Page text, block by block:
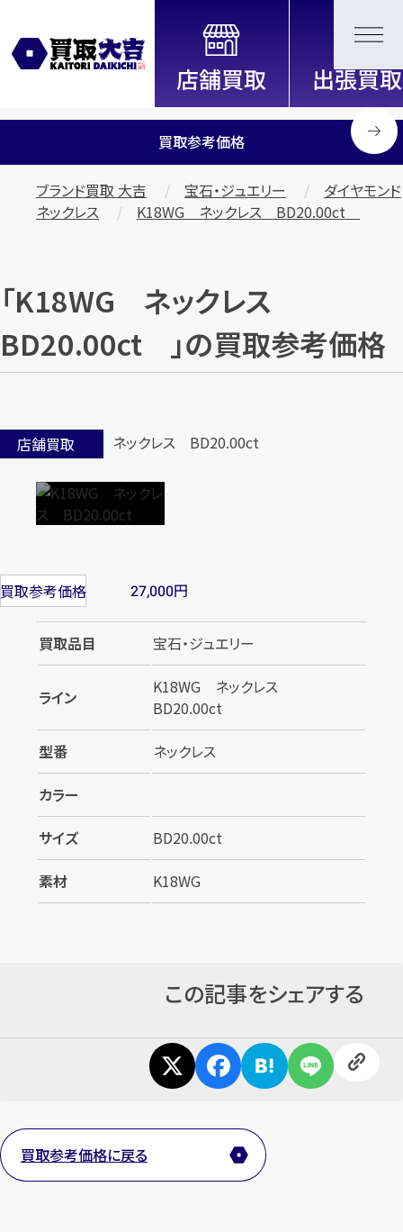
全国2200店舗以上展開中！
信頼と実績の買取専門店「買取大
吉」
まずは 無料査定
買取参考価格
ブランド買取 大吉 宝石・ジュエリー
ダイヤモンド
ネックレス
K18WG ネックレス BD20.00ct
「K18WG ネックレス
BD20.00ct 」の買取参考価格
店舗買取
買取参考価格 27,000円
買取品目 宝石・ジュエリー
ライン
K18WG ネックレス
BD20.00ct
型番
ネックレス
カラー
サイズ
BD20.00ct
素材
K18WG
この記事をシェアする
買取参考価格に戻る